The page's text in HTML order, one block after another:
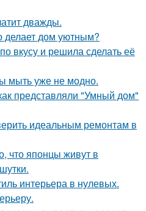
дважды.
делает дом уютным?
вкусу и решила сделать её
мыть уже не модно.
представляли "Умный дом"
идеальным ремонтам в
что японцы живут в
интерьера в нулевых.